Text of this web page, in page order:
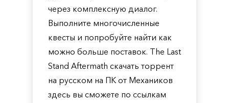
через комплексную диалог.
Выполните многочисленные
квесты и попробуйте найти как
можно больше поставок. The Last
Stand Aftermath скачать торрент
на русском на ПК от Механиков
здесь вы сможете по ссылкам